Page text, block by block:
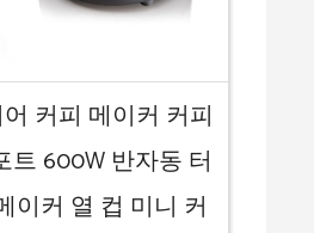
커피 메이커 커피
트 600W 반자동 터
이커 열 컵 미니 커